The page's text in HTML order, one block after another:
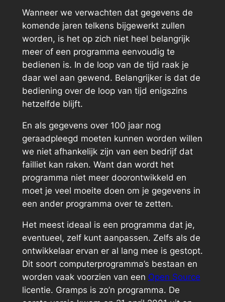
Wanneer we verwachten dat gegevens de
komende jaren telkens bijgewerkt zullen
worden, is het op zich niet heel belangrijk
meer of een programma eenvoudig te
bedienen is. In de loop van de tijd raak je
daar wel aan gewend. Belangrijker is dat de
bediening over de loop van tijd enigszins
hetzelfde blijft.
En als gegevens over 100 jaar nog
geraadpleegd moeten kunnen worden willen
we niet afhankelijk zijn van een bedrijf dat
failliet kan raken. Want dan wordt het
programma niet meer doorontwikkeld en
moet je veel moeite doen om je gegevens in
een ander programma over te zetten.
Het meest ideaal is een programma dat je,
eventueel, zelf kunt aanpassen. Zelfs als de
ontwikkelaar ervan er al lang mee is gestopt.
Dit soort computerprogramma’s bestaan en
worden vaak voorzien van een Open Source
licentie. Gramps is zo’n programma. De